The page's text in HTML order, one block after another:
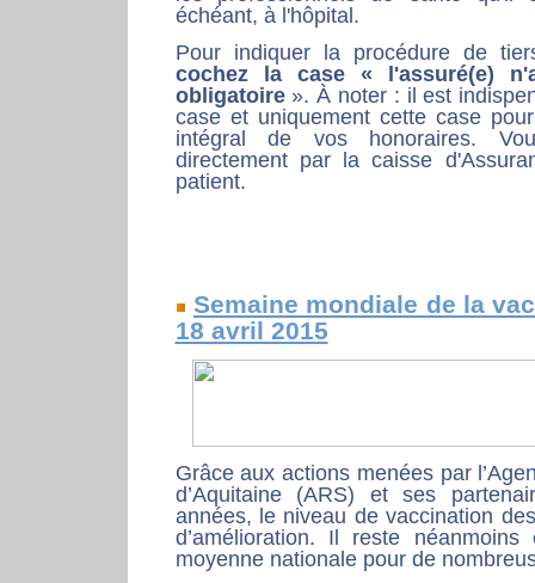
échéant, à l'hôpital.
Pour indiquer la procédure de
cochez la case « l'assuré(e)
obligatoire». À noter : il est
case et uniquement cette case
intégral de vos honoraires.
directement par la caisse
patient.
Semaine mondiale de la
18 avril 2015
Grâce aux actions menées par
d’Aquitaine (ARS) et ses
années, le niveau de vaccination
d’amélioration. Il reste
moyenne nationale pour de